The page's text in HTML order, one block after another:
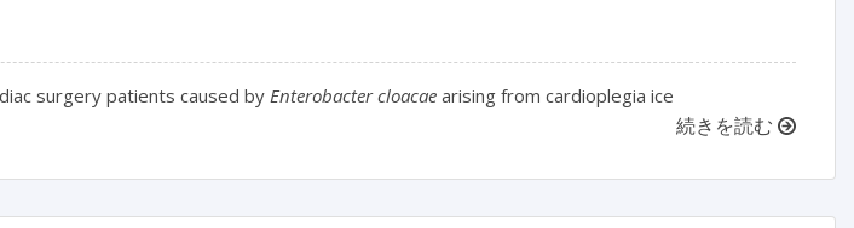
surgery patients caused by Enterobacter cloacae arising from cardioplegia ice
続きを読む